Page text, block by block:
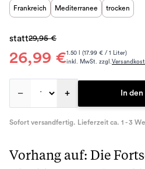
Frankreich Mediterranee trocken
26,99 €
statt29,95 €
1.50 l (17.99 € / 1 Liter)
inkl. MwSt. zzgl.
– + In
Sofort versandfertig. Lieferzeit ca. 1 - 3
Vorhang auf: Die